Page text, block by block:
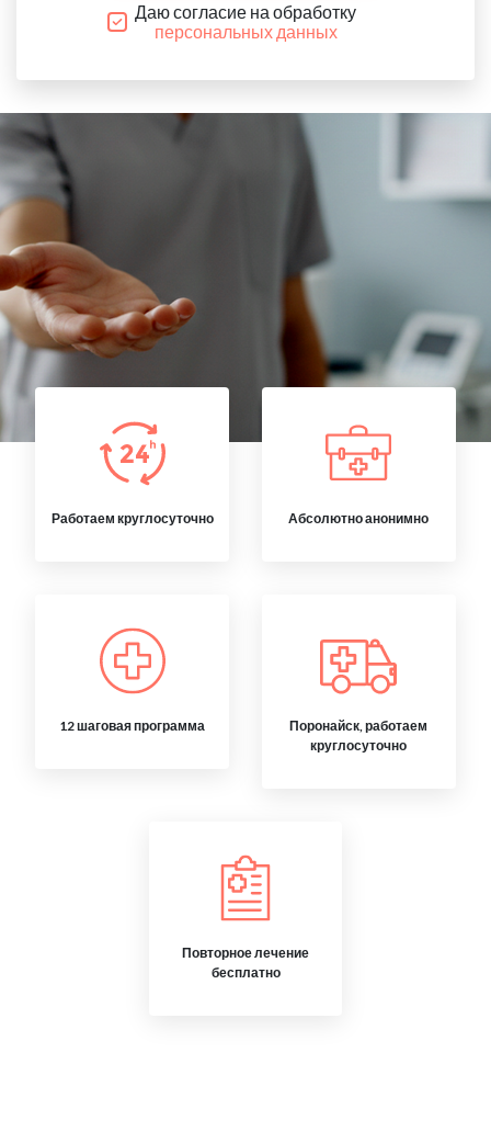
Даю согласие на обработку
персональных данных
Работаем круглосуточно Абсолютно анонимно
12 шаговая программа
Поронайск, работаем
круглосуточно
Повторное лечение
бесплатно